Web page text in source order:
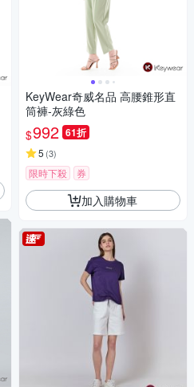
KeyWear奇威名品 高腰錐形直
筒褲-灰綠色
$992 61折
5 (3)
限時下殺 券
加入購物車